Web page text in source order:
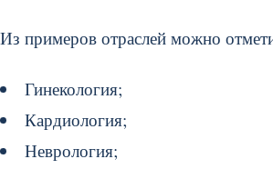
Из примеров отраслей можно
Гинекология;
Кардиология;
Неврология;